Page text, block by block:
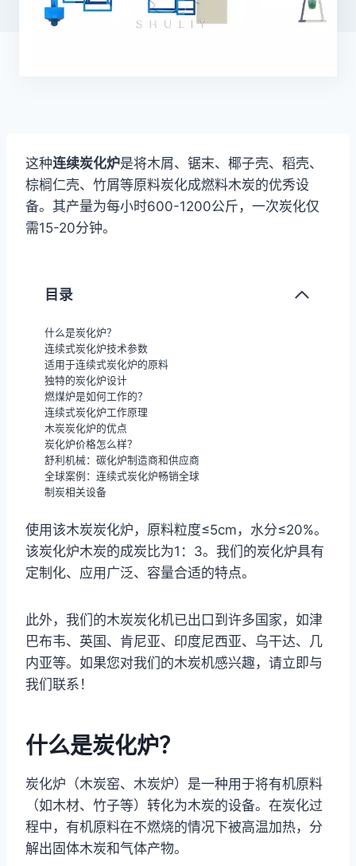
这种连续炭化炉是将木屑、锯末、椰子壳、稻壳、
棕榈仁壳、竹屑等原料炭化成燃料木炭的优秀设
备。其产量为每小时600-1200公斤，一次炭化仅
需15-20分钟。
目录
什么是炭化炉？
连续式炭化炉技术参数
适用于连续式炭化炉的原料
独特的炭化炉设计
燃煤炉是如何工作的？
连续式炭化炉工作原理
木炭炭化炉的优点
炭化炉价格怎么样？
舒利机械：碳化炉制造商和供应商
全球案例：连续式炭化炉畅销全球
制炭相关设备
使用该木炭炭化炉，原料粒度≤5cm，水分≤20%。
该炭化炉木炭的成炭比为1：3。我们的炭化炉具有
定制化、应用广泛、容量合适的特点。
此外，我们的木炭炭化机已出口到许多国家，如津
巴布韦、英国、肯尼亚、印度尼西亚、乌干达、几
内亚等。如果您对我们的木炭机感兴趣，请立即与
我们联系！
什么是炭化炉？
炭化炉（木炭窑、木炭炉）是一种用于将有机原料
（如木材、竹子等）转化为木炭的设备。在炭化过
程中，有机原料在不燃烧的情况下被高温加热，分
解出固体木炭和气体产物。